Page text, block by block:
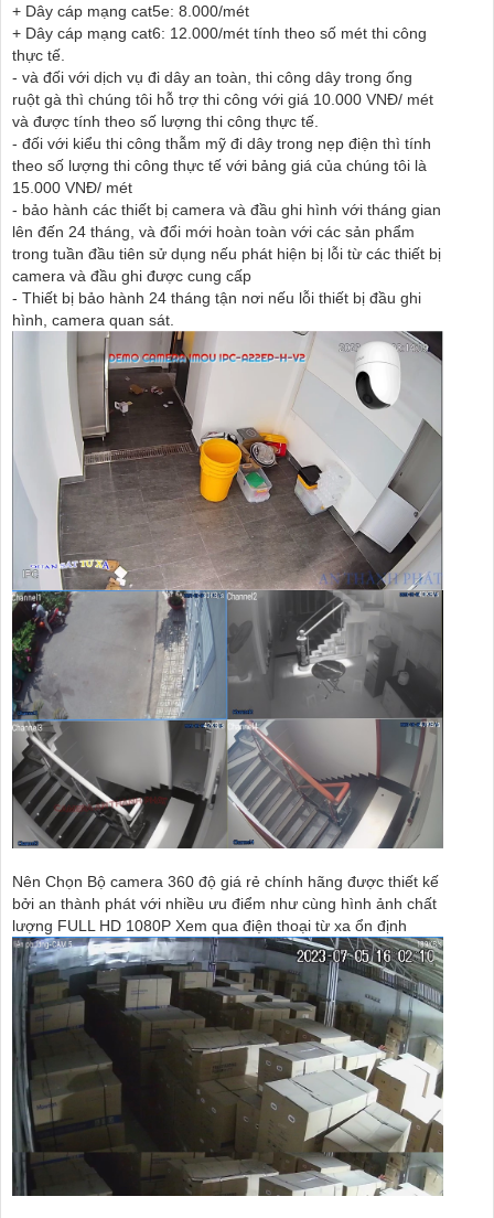
+ Dây cáp mạng cat5e: 8.000/mét
+ Dây cáp mạng cat6: 12.000/mét tính theo số mét thi công
thực tế.
- và đối với dịch vụ đi dây an toàn, thi công dây trong ống
ruột gà thì chúng tôi hỗ trợ thi công với giá 10.000 VNĐ/ mét
và được tính theo số lượng thi công thực tế.
- đối với kiểu thi công thẫm mỹ đi dây trong nẹp điện thì tính
theo số lượng thi công thực tế với bảng giá của chúng tôi là
15.000 VNĐ/ mét
- bảo hành các thiết bị camera và đầu ghi hình với tháng gian
lên đến 24 tháng, và đổi mới hoàn toàn với các sản phẩm
trong tuần đầu tiên sử dụng nếu phát hiện bị lỗi từ các thiết bị
camera và đầu ghi được cung cấp
- Thiết bị bảo hành 24 tháng tận nơi nếu lỗi thiết bị đầu ghi
hình, camera quan sát.
Nên Chọn Bộ camera 360 độ giá rẻ chính hãng được thiết kế
bởi an thành phát với nhiều ưu điểm như cùng hình ảnh chất
lượng FULL HD 1080P Xem qua điện thoại từ xa ổn định